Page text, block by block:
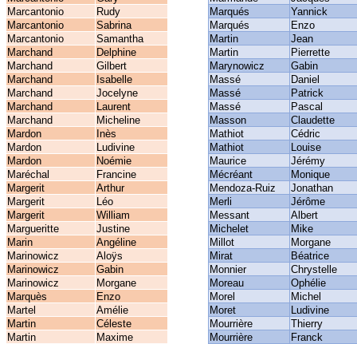
Marcantonio
Rudy Marqués
Yannick
Marcantonio
Sabrina Marqués
Enzo
Marcantonio
Samantha Martin
Jean
Marchand
Delphine Martin
Pierrette
Marchand
Gilbert Marynowicz
Gabin
Marchand
Isabelle Massé
Daniel
Marchand
Jocelyne Massé
Patrick
Marchand
Laurent Massé
Pascal
Marchand
Micheline Masson
Claudette
Mardon
Inès Mathiot
Cédric
Mardon
Ludivine Mathiot
Louise
Mardon
Noémie Maurice
Jérémy
Maréchal
Francine Mécréant
Monique
Margerit
Arthur Mendoza-Ruiz
Jonathan
Margerit
Léo Merli
Jérôme
Margerit
William Messant
Albert
Margueritte
Justine Michelet
Mike
Marin
Angéline Millot
Morgane
Marinowicz
Aloÿs Mirat
Béatrice
Marinowicz
Gabin Monnier
Chrystelle
Marinowicz
Morgane Moreau
Ophélie
Marquès
Enzo Morel
Michel
Martel
Amélie Moret
Ludivine
Martin
Céleste Mourrière
Thierry
Martin
Maxime Mourrière
Franck